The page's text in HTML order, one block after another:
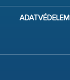
ADATVÉDELEM